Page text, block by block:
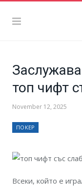
топ чифт
November 12, 2025
ПОКЕР
Всеки, който е